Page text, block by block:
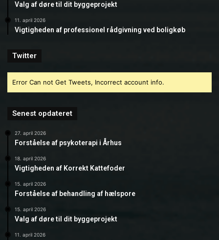
Valg af døre til dit byggeprojekt
11. april 2026
Vigtigheden af professionel rådgivning ved boligkøb
Twitter
Error Can not Get Tweets, Incorrect account info.
Senest opdateret
27. april 2026
Forståelse af psykoterapi i Århus
18. april 2026
Vigtigheden af Korrekt Kattefoder
15. april 2026
Forståelse af behandling af hælspore
15. april 2026
Valg af døre til dit byggeprojekt
11. april 2026